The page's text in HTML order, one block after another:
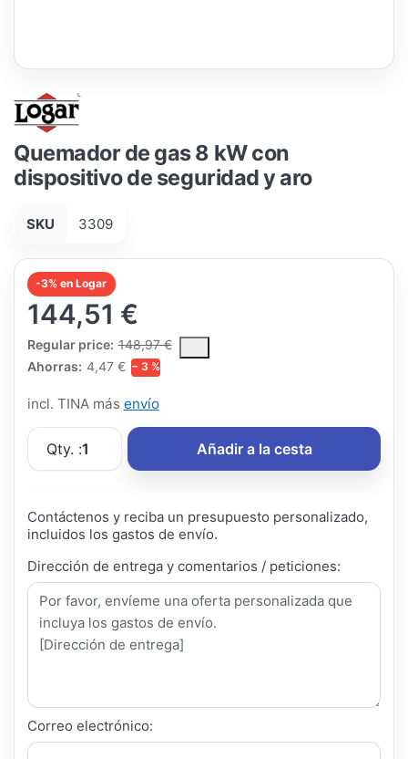
Quemador de gas 8 kW con
dispositivo de seguridad y aro
SKU 3309
-3% en Logar
144,51 €
Regular price: 148,97 €
The Regular Price is the median selling price paid by
Ahorras: 4,47 € − 3 %
incl. TINA más envío
Qty. :1 Añadir a la cesta
Contáctenos y reciba un presupuesto personalizado,
incluidos los gastos de envío.
Dirección de entrega y comentarios / peticiones:
Correo electrónico: